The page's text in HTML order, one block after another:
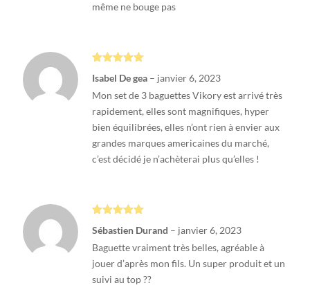
même ne bouge pas
5
Isabel De gea – janvier 6, 2023
Mon set de 3 baguettes Vikory est arrivé très
rapidement, elles sont magnifiques, hyper
bien équilibrées, elles n’ont rien à envier aux
grandes marques americaines du marché,
c’est décidé je n’achèterai plus qu’elles !
5
Sébastien Durand – janvier 6, 2023
Baguette vraiment très belles, agréable à
jouer d’après mon fils. Un super produit et un
suivi au top ??